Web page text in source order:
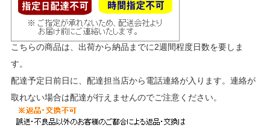
こちらの商品は、出荷から納品までに2週間程度日数を要しま
す。
配達予定日前日に、配達担当店から電話連絡が入ります。連絡が
取れない場合は配達が行えませんのでご注意ください。